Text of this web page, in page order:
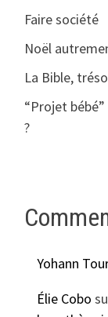
Faire société
Noël
La Bible,
“Projet
?
Yohann
Élie Cobo